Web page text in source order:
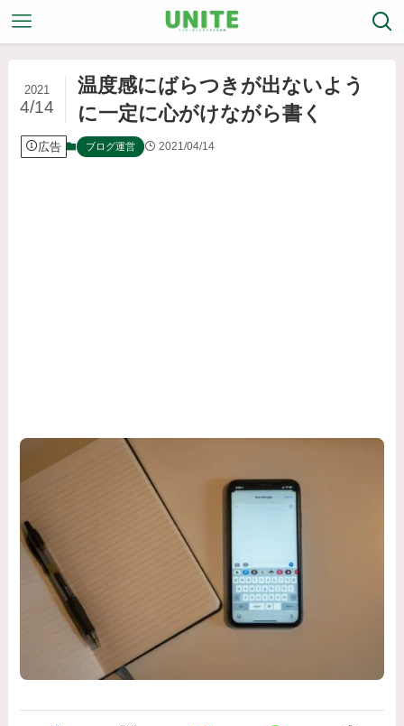
温度感にばらつきが出ないよう
に一定に心がけながら書く
2021
4/14
広告 ブログ運営 2021/04/14